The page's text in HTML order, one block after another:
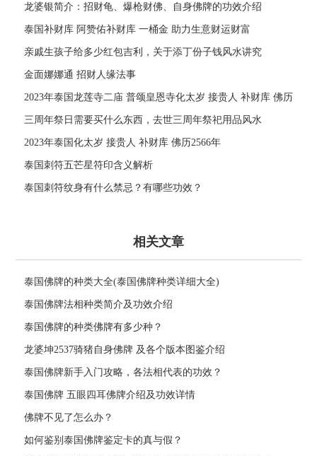
龙婆银简介：招财龟、爆枪财佛、自身佛牌的功效介绍
泰国补财库 阿赞佑补财库 一桶金 助力生意财运财富
亲戚生孩子给多少红包吉利，关于添丁份子钱风水讲究
金面娜娜通 招财人缘法事
2023年泰国龙莲寺二庙 普颂皇恩寺化太岁 接贵人 补财库 佛历
2566年
三周年祭日需要买什么东西，去世三周年祭祀用品风水
2023年泰国化太岁 接贵人 补财库 佛历2566年
泰国刺符五芒星符印含义解析
泰国刺符纹身有什么禁忌？有哪些功效？
相关文章
泰国佛牌的种类大全(泰国佛牌种类详细大全)
泰国佛牌法相种类简介及功效介绍
泰国佛牌的种类佛牌有多少种？
龙婆坤2537骑猪自身佛牌 及各个版本图鉴介绍
泰国佛牌新手入门攻略，各法相代表的功效？
泰国佛牌 五眼四耳佛牌介绍及功效详情
佛牌不见了怎么办？
如何鉴别泰国佛牌鉴定卡的真与假？